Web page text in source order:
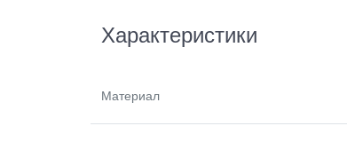
Характеристики
Материал